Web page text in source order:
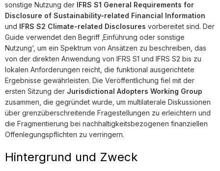
sonstige Nutzung der IFRS S1 General Requirements for
Disclosure of Sustainability-related Financial Information
und IFRS S2 Climate-related Disclosures vorbereitet sind. Der
Guide verwendet den Begriff ‚Einführung oder sonstige
Nutzung‘, um ein Spektrum von Ansätzen zu beschreiben, das
von der direkten Anwendung von IFRS S1 und IFRS S2 bis zu
lokalen Anforderungen reicht, die funktional ausgerichtete
Ergebnisse gewährleisten. Die Veröffentlichung fiel mit der
ersten Sitzung der Jurisdictional Adopters Working Group
zusammen, die gegründet wurde, um multilaterale Diskussionen
über grenzüberschreitende Fragestellungen zu erleichtern und
die Fragmentierung bei nachhaltigkeitsbezogenen finanziellen
Offenlegungspflichten zu verringern.
Hintergrund und Zweck